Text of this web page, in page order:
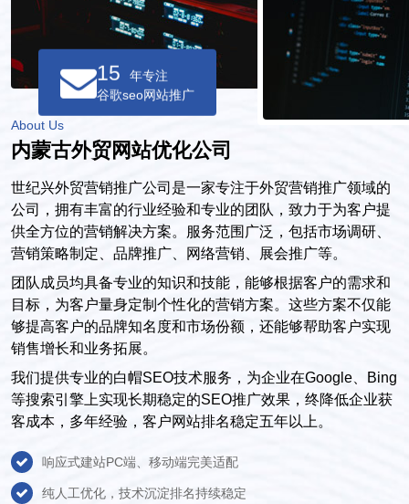
15
谷歌seo网站推广
About Us
内蒙古外贸网站优化公司
世纪兴外贸营销推广公司是一家专注于外贸营销推广领域的
公司，拥有丰富的行业经验和专业的团队，致力于为客户提
供全方位的营销解决方案。服务范围广泛，包括市场调研、
营销策略制定、品牌推广、网络营销、展会推广等。
团队成员均具备专业的知识和技能，能够根据客户的需求和
目标，为客户量身定制个性化的营销方案。这些方案不仅能
够提高客户的品牌知名度和市场份额，还能够帮助客户实现
销售增长和业务拓展。
我们提供专业的白帽SEO技术服务，为企业在Google、Bing
等搜索引擎上实现长期稳定的SEO推广效果，终降低企业获
客成本，多年经验，客户网站排名稳定五年以上。
响应式建站PC端、移动端完美适配
纯人工优化，技术沉淀排名持续稳定